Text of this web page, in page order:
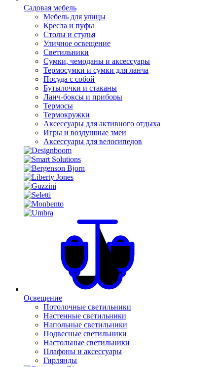
Садовая мебель
Мебель для улицы
Кресла и пуфы
Столы и стулья
Уличное освещение
Светильники
Сумки, чемоданы и аксессуары
Термосумки и сумки для ланча
Посуда с собой
Бутылочки и стаканы
Ланч-боксы и приборы
Термосы
Термокружки
Аксессуары для активного отдыха
Игры и воздушные змеи
Аксессуары для велосипедов
Освещение
Потолочные светильники
Настенные светильники
Напольные светильники
Подвесные светильники
Настольные светильники
Плафоны и аксессуары
Гирлянды